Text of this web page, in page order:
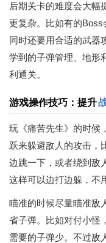
后期关卡的难度会大幅
更复杂。比如有的Boss
同时还要用合适的武器
学到的子弹管理、地形
利通关。
游戏操作技巧：提升
玩《痛苦先生》的时候
跃来躲避敌人的攻击，
边跳一下，或者绕到敌
这样可以边打边躲，不
瞄准的时候尽量瞄准敌
省子弹。比如对付小怪
需要的子弹少。不过敌